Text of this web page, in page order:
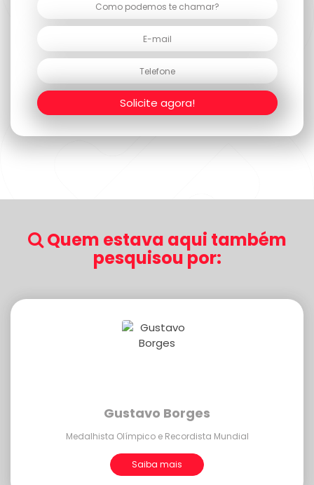
Solicite agora!
Quem estava aqui também
pesquisou por:
Gustavo Borges
Medalhista Olímpico e Recordista Mundial
Saiba mais